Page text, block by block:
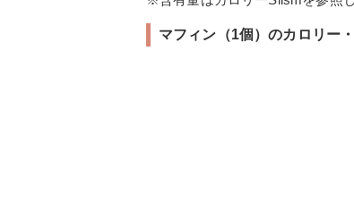
マフィン（1個）のカロリー